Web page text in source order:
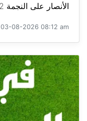
الأنصار على النجمة 2-1، في الجولة ال...
03-08-2026 08:12 am